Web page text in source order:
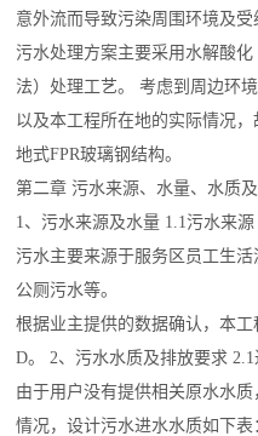
意外流而导致污染周围环境及
污水处理方案主要采用水解酸
法）处理工艺。 考虑到周边环
以及本工程所在地的实际情况
地式FPR玻璃钢结构。
第二章 污水来源、水量、水质
1、污水来源及水量 1.1污水来源
污水主要来源于服务区员工生活
公厕污水等。
根据业主提供的数据确认，本
D。 2、污水水质及排放要求
由于用户没有提供相关原水水
情况，设计污水进水水质如下表